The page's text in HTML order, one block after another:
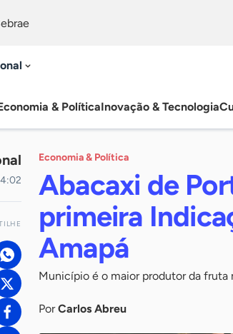
& PolíticaInovação & Tecnologia
Economia & Política
Abacaxi de
primeira
Amapá
Município é o maior produtor da fruta
PorCarlos Abreu